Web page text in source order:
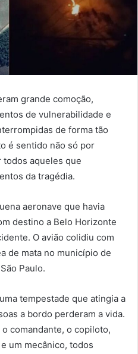
grande comoção,
de vulnerabilidade e
de forma tão
é sentido não só por
todos aqueles que
da tragédia.
aeronave que havia
destino a Belo Horizonte
O avião colidiu com
de mata no município de
Paulo.
tempestade que atingia a
a bordo perderam a vida.
comandante, o copiloto,
um mecânico, todos